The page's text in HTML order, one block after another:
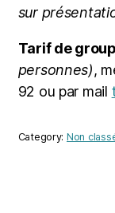
sur
Tarif de
personnes),
92 ou par mail
Category: Non